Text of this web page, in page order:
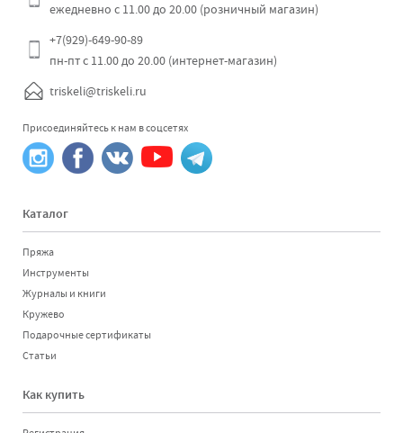
ежедневно с 11.00 до 20.00 (розничный магазин)
+7(929)-649-90-89
пн-пт с 11.00 до 20.00 (интернет-магазин)
triskeli@triskeli.ru
Присоединяйтесь к нам в соцсетях
Каталог
Пряжа
Инструменты
Журналы и книги
Кружево
Подарочные сертификаты
Статьи
Как купить